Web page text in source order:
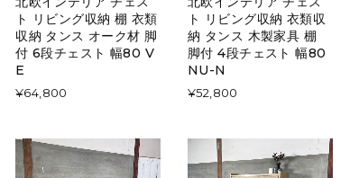
ト リビング収納 棚 衣類
収納 タンス オーク材 脚
付 6段チェスト 幅80 V
E
¥64,800
ト リビング収納 衣類収
納 タンス 木製家具 棚
脚付 4段チェスト 幅80
NU-N
¥52,800